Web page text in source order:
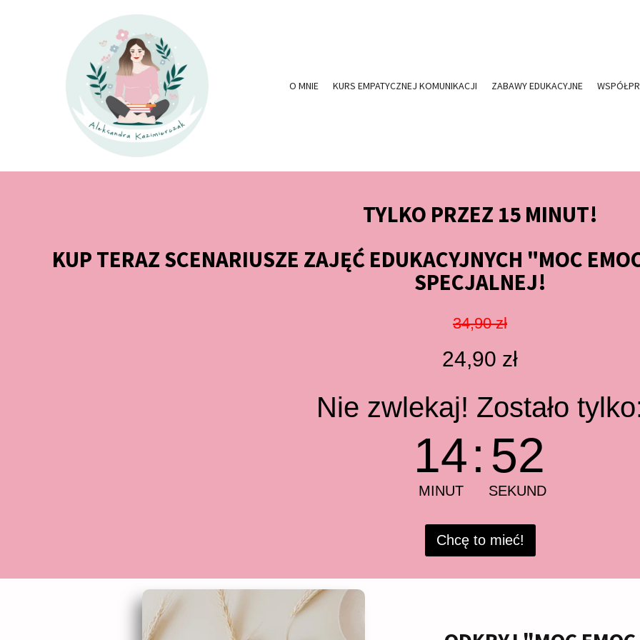
O MNIE KURS EMPATYCZNEJ KOMUNIKACJI ZABAWY EDUKACYJNE
TYLKO PRZEZ 15 MINUT!
KUP TERAZ SCENARIUSZE ZAJĘĆ EDUKACYJNYCH "MOC
SPECJALNEJ!
34,90 zł
24,90 zł
Nie zwlekaj! Zostało
14
MINUT
: 51
SEKUND
Chcę to mieć!